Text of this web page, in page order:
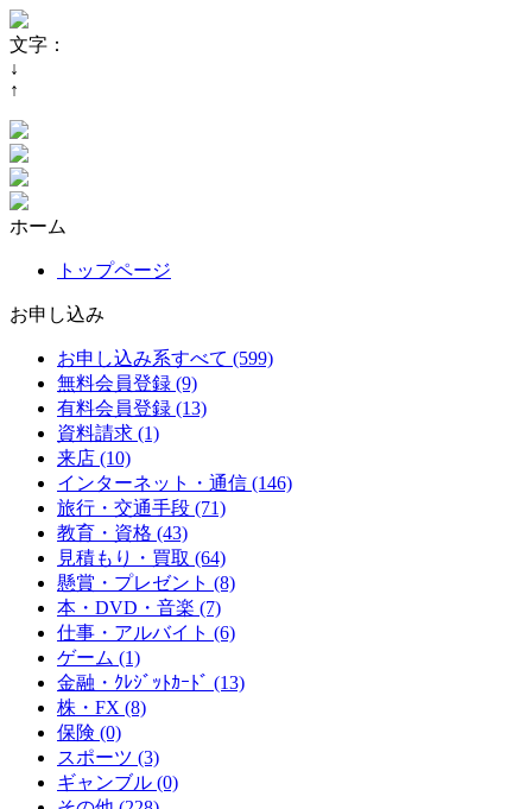
文字：
↓
↑
ホーム
トップページ
お申し込み
お申し込み系すべて (599)
無料会員登録 (9)
有料会員登録 (13)
資料請求 (1)
来店 (10)
インターネット・通信 (146)
旅行・交通手段 (71)
教育・資格 (43)
見積もり・買取 (64)
懸賞・プレゼント (8)
本・DVD・音楽 (7)
仕事・アルバイト (6)
ゲーム (1)
金融・ｸﾚｼﾞｯﾄｶｰﾄﾞ (13)
株・FX (8)
保険 (0)
スポーツ (3)
ギャンブル (0)